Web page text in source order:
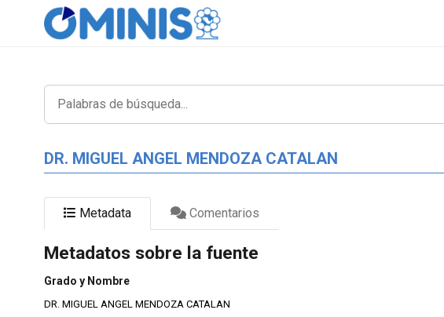
DR. MIGUEL ANGEL MENDOZA CATALAN
Metadata Comentarios
Metadatos sobre la fuente
Grado y Nombre
DR. MIGUEL ANGEL MENDOZA CATALAN